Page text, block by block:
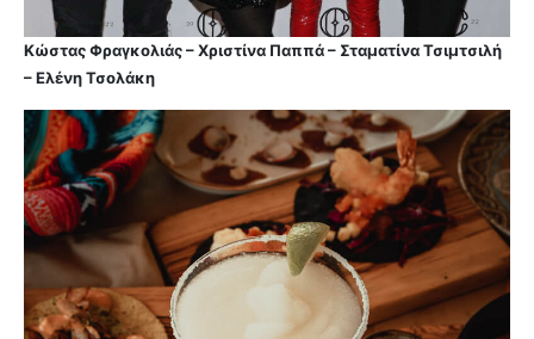
Κώστας Φραγκολιάς – Χριστίνα Παππά – Σταματίνα Τσιμτσιλή
– Ελένη Τσολάκη